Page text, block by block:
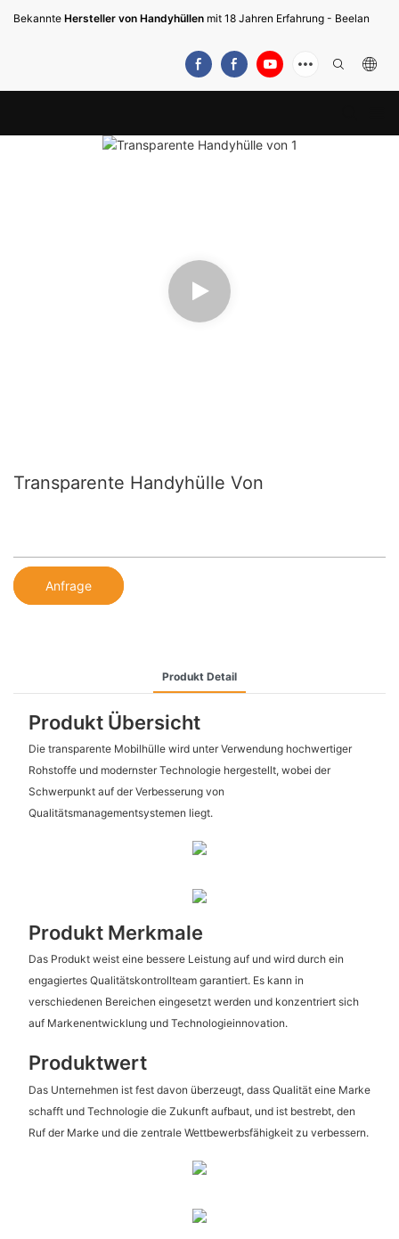
Bekannte Hersteller von Handyhüllen mit 18 Jahren Erfahrung - Beelan
Transparente Handyhülle Von
Anfrage
Produkt Detail
Produkt Übersicht
Die transparente Mobilhülle wird unter Verwendung hochwertiger
Rohstoffe und modernster Technologie hergestellt, wobei der
Schwerpunkt auf der Verbesserung von
Qualitätsmanagementsystemen liegt.
Produkt Merkmale
Das Produkt weist eine bessere Leistung auf und wird durch ein
engagiertes Qualitätskontrollteam garantiert. Es kann in
verschiedenen Bereichen eingesetzt werden und konzentriert sich
auf Markenentwicklung und Technologieinnovation.
Produktwert
Das Unternehmen ist fest davon überzeugt, dass Qualität eine Marke
schafft und Technologie die Zukunft aufbaut, und ist bestrebt, den
Ruf der Marke und die zentrale Wettbewerbsfähigkeit zu verbessern.